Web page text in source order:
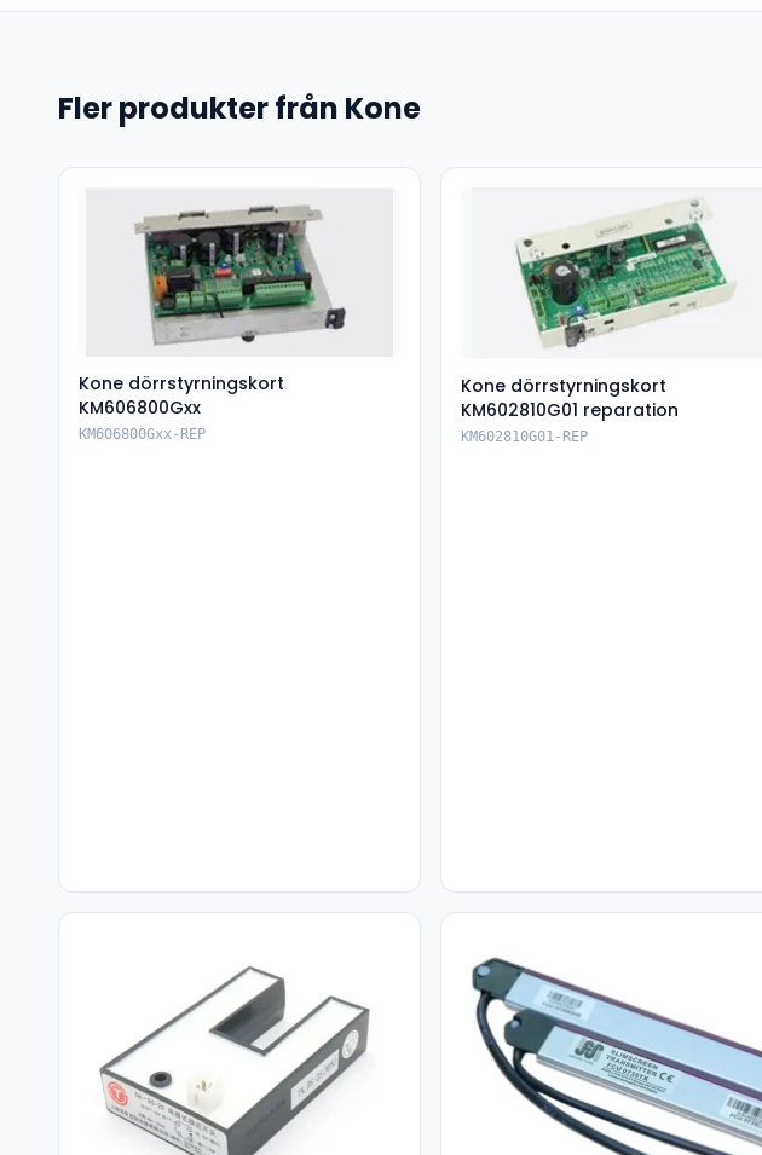
Fler produkter från Kone
Kone dörrstyrningskort
KM606800Gxx
KM606800Gxx-REP
Kone dörrstyrningskort
KM602810G01 reparation
KM602810G01-REP